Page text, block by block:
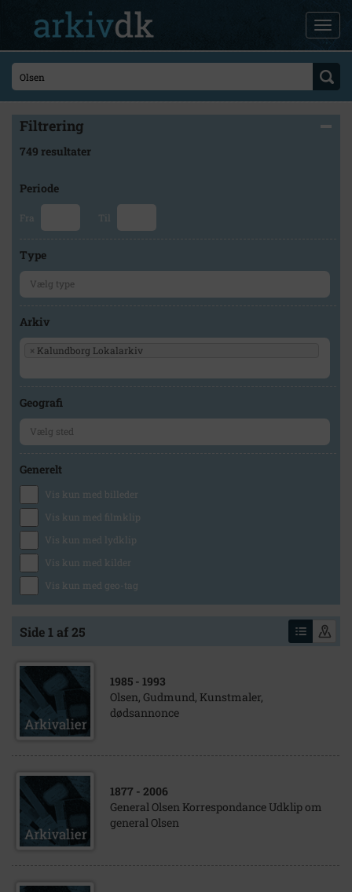
Filtrering
749 resultater
Periode
Fra Til
Type
Arkiv
× Kalundborg Lokalarkiv
Geografi
Generelt
Vis kun med billeder
Vis kun med filmklip
Vis kun med lydklip
Vis kun med kilder
Vis kun med geo-tag
Side 1 af 25
1985 - 1993
Olsen, Gudmund, Kunstmaler,
dødsannonce
1877 - 2006
General Olsen Korrespondance Udklip om
general Olsen